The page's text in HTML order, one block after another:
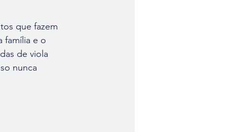
que fazem
família e o
de viola
nunca